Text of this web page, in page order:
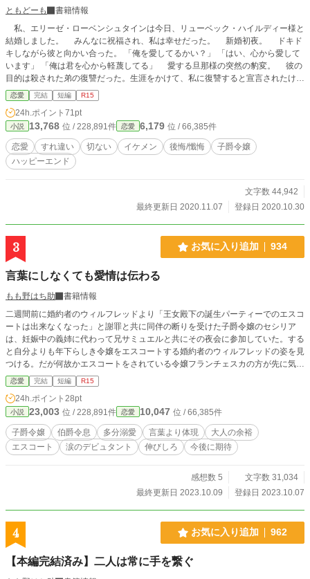
ともどーも
書籍情報
私、エリーゼ・ローベンシュタインは今日、リューベック・ハイルディー様と
結婚しました。 みんなに祝福され、私は幸せだった。 新婚初夜。 ドキド
キしながら彼と向かい合った。 「俺を愛してるかい？」 「はい、心から愛して
います」 「俺は君を心から軽蔑してる」 愛する旦那様の突然の豹変。 彼の
目的は殺された弟の復讐だった。生涯をかけて、私に復讐すると宣言されたけ
ど、それは私じゃない。 違うと伝えたいのに、彼に拒絶されて話すら出来な
い。 「お前の罪を白日の下にさらしてやる！」 愛しい旦那様に、謂れのない
罪で虐げられた女性の物語。 早く真実を見つけて下さい。 貴方への愛が壊
れる前に…。
恋愛 完結 短編 R15
24h.ポイント 71pt
小説 13,768 位 / 228,891件 恋愛 6,179 位 / 66,385件
恋愛 すれ違い 切ない イケメン 後悔/懺悔
子爵令嬢
ハッピーエンド
文字数 44,942
最終更新日 2020.11.07
登録日 2020.10.30
3 お気に入り追加 934
言葉にしなくても愛情は伝わる
もも野はち助
書籍情報
二週間前に婚約者のウィルフレッドより「王女殿下の誕生パーティーでのエスコ
ートは出来なくなった」と謝罪と共に同伴の断りを受けた子爵令嬢のセシリア
は、妊娠中の義姉に代わって兄サミュエルと共にその夜会に参加していた。する
と自分よりも年下らしき令嬢をエスコートする婚約者のウィルフレッドの姿を見
つける。だが何故かエスコートをされている令嬢フランチェスカの方が先に気付
き、セシリアに声を掛けてきた。王女と同じく本日デビュタントである彼女は、
従兄でもあるウィルフレッドにエスコートを頼んだそうだ。だがその際、かなり
ウィルフレッドから褒めちぎるような言葉を貰ったらしい。その事から、自分は
ウィルフレッドより好意を抱かれていると、やんわりと主張して来たフランチェ
スカの対応にセシリアが困り始めていると……。 ※全６話（一話6000文字以
内）の短いお話です。
恋愛 完結 短編 R15
24h.ポイント 28pt
小説 23,003 位 / 228,891件 恋愛 10,047 位 / 66,385件
子爵令嬢 伯爵令息 多分溺愛 言葉より体現
大人の余裕
エスコート
涙のデビュタント 伸びしろ 今後に期待
感想数 5
文字数 31,034
最終更新日 2023.10.09
登録日 2023.10.07
4 お気に入り追加 962
【本編完結済み】二人は常に手を繋ぐ